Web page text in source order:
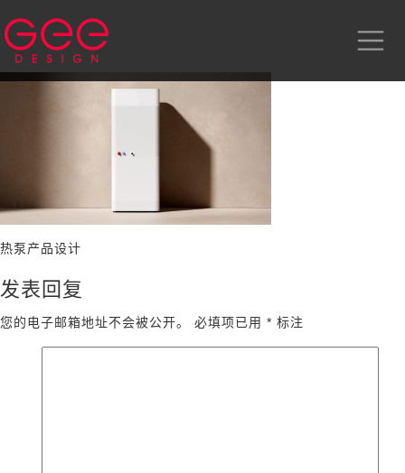
热泵产品设计
发表回复
您的电子邮箱地址不会被公开。 必填项已用 * 标注